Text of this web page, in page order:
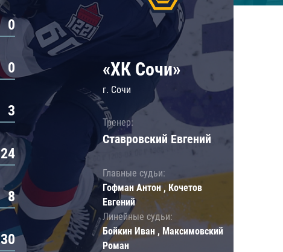
0
0
3
24
8
30
«ХК Сочи»
г. Сочи
Тренер:
Ставровский Евгений
Главные судьи:
Гофман Антон , Кочетов
Евгений
Линейные судьи:
Бойкин Иван , Максимовский
Роман